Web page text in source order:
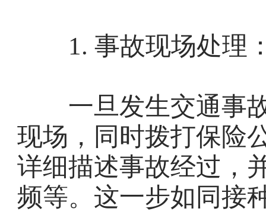
1. 事故现场处理：
一旦发生交通事故
现场，同时拨打保险
详细描述事故经过，
频等。这一步如同接